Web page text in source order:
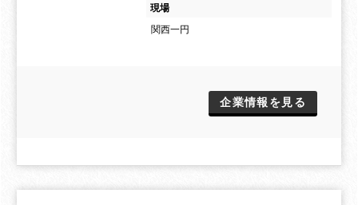
現場
関西一円
企業情報を見る